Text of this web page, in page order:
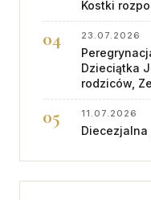
Współpraca
Msze święte online
Kostki
23.07.2026
Dzieciątka
rodziców,
11.07.2026
Diecezjalna